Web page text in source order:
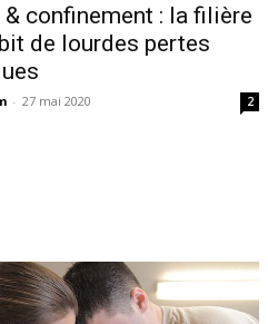
& confinement : la filière
de lourdes pertes
- 27 mai 2020 2